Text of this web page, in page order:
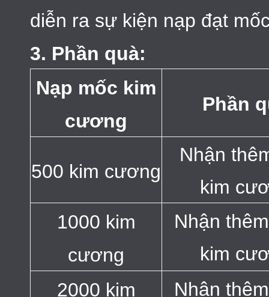
diễn ra sự kiện nạp đạt
3. Phần quà:
Nạp mốc kim
cương
Phần
500 kim cương
Nhận
kim
1000 kim
cương
Nhận
kim
2000 kim
Nhận